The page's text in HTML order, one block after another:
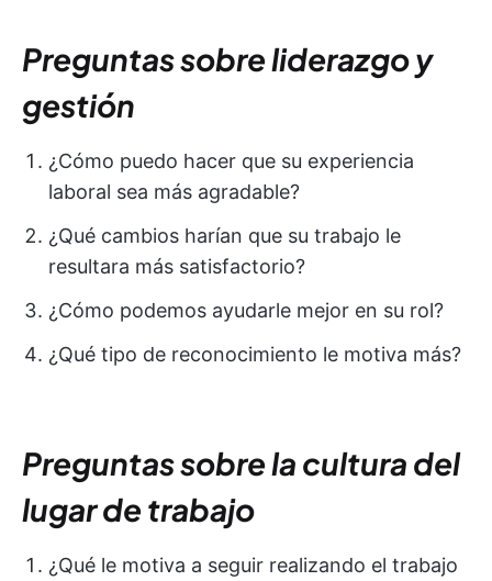
Preguntas sobre liderazgo y
gestión
¿Cómo puedo hacer que su experiencia
laboral sea más agradable?
¿Qué cambios harían que su trabajo le
resultara más satisfactorio?
¿Cómo podemos ayudarle mejor en su rol?
¿Qué tipo de reconocimiento le motiva más?
Preguntas sobre la cultura del
lugar de trabajo
¿Qué le motiva a seguir realizando el trabajo